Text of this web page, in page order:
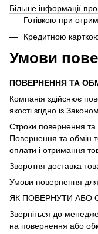
Більше інформації
Готівкою при
Кредитною
Умови
ПОВЕРНЕННЯ ТА
Компанія здійснює
якості згідно із
Строки повернення та
Повернення та обмін
оплати і отримання
Зворотня доставка
Умови повернення для
ЯК ПОВЕРНУТИ АБО
Зверніться до
на повернення або